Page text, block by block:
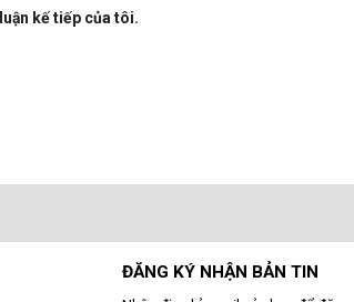
kế tiếp của tôi.
ĐĂNG KÝ NHẬN BẢN TIN